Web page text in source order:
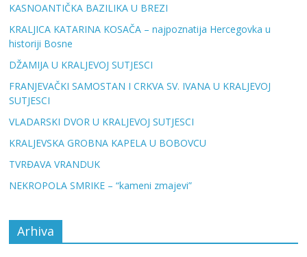
KASNOANTIČKA BAZILIKA U BREZI
KRALJICA KATARINA KOSAČA – najpoznatija Hercegovka u
historiji Bosne
DŽAMIJA U KRALJEVOJ SUTJESCI
FRANJEVAČKI SAMOSTAN I CRKVA SV. IVANA U KRALJEVOJ
SUTJESCI
VLADARSKI DVOR U KRALJEVOJ SUTJESCI
KRALJEVSKA GROBNA KAPELA U BOBOVCU
TVRĐAVA VRANDUK
NEKROPOLA SMRIKE – “kameni zmajevi”
Arhiva